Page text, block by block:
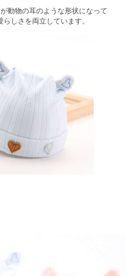
動物の耳のような形状になって
しさを両立しています。